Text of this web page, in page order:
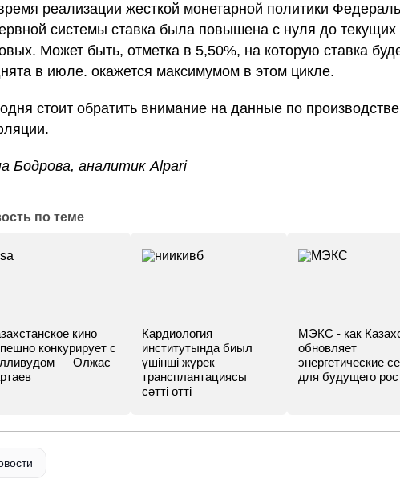
реализации жесткой монетарной политики
системы ставка была повышена с нуля до текущих
Может быть, отметка в 5,50%, на которую ставка
в июле. окажется максимумом в этом цикле.
стоит обратить внимание на данные по
Бодрова, аналитик Alpari
по теме
кино
конкурирует с
— Олжас
Кардиология
институтында биыл
үшінші жүрек
трансплантациясы
сәтті өтті
МЭКС - как
обновляет
энергетические
для будущего